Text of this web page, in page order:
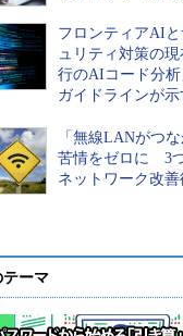
フロンティアAI
ュリティ対策の
行のAIコード分
ガイドラインが
「無線LANがつ
苦情をゼロに 3
ネットワーク改善
ーマ